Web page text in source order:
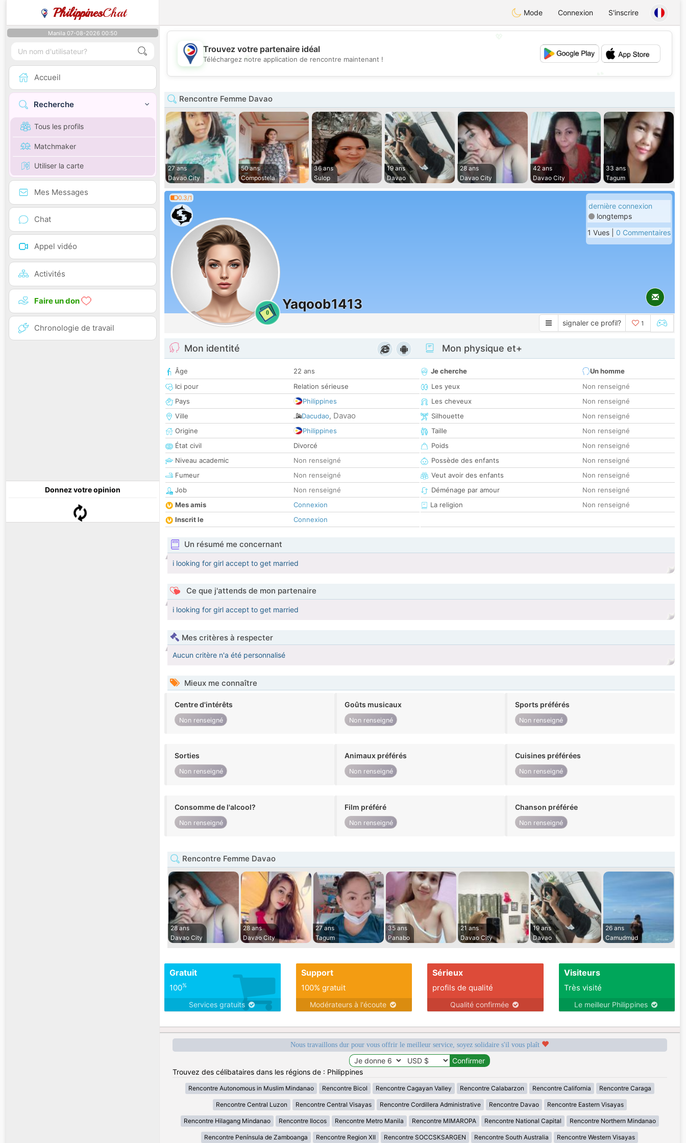
PhilippinesChat Mode Connexion S'inscrire
Manila 07-08-2026 00:50
Accueil
Recherche
Tous les profils
Matchmaker
Utiliser la carte
Mes Messages
Chat
Appel vidéo
Activités
Faire un don
Chronologie de travail
Donnez votre opinion
💖
💕
Trouvez votre partenaire idéal
Téléchargez notre application de rencontre maintenant !
Rencontre Femme Davao
27 ans
Davao City
50 ans
Compostela
36 ans
Sulop
19 ans
Davao
28 ans
Davao City
42 ans
Davao City
33 ans
Tagum
0.3/1
0
Yaqoob1413
dernière connexion
longtemps
1 Vues | 0 Commentaires
signaler ce profil? 1
Mon identité
Âge
22 ans
Ici pour
Relation sérieuse
Pays
Philippines
Ville
Dacudao, Davao
Origine
Philippines
État civil
Divorcé
Niveau academic
Non renseigné
Fumeur
Non renseigné
Job
Non renseigné
Mes amis
Connexion
Inscrit le
Connexion
Mon physique et+
Je cherche
Un homme
Les yeux
Non renseigné
Les cheveux
Non renseigné
Silhouette
Non renseigné
Taille
Non renseigné
Poids
Non renseigné
Possède des enfants
Non renseigné
Veut avoir des enfants
Non renseigné
Déménage par amour
Non renseigné
La religion
Non renseigné
Un résumé me concernant
i looking for girl accept to get married
Ce que j'attends de mon partenaire
i looking for girl accept to get married
Mes critères à respecter
Aucun critère n'a été personnalisé
Mieux me connaître
Centre d'intérêts
Non renseigné
Goûts musicaux
Non renseigné
Sports préférés
Non renseigné
Sorties
Non renseigné
Animaux préférés
Non renseigné
Cuisines préférées
Non renseigné
Consomme de l'alcool?
Non renseigné
Film préféré
Non renseigné
Chanson préférée
Non renseigné
Rencontre Femme Davao
28 ans
Davao City
28 ans
Davao City
27 ans
Tagum
35 ans
Panabo
21 ans
Davao City
19 ans
Davao
26 ans
Camudmud
Gratuit
100%
Services gratuits
Support
100% gratuit
Modérateurs à l'écoute
Sérieux
profils de qualité
Qualité confirmée
Visiteurs
Très visité
Le meilleur Philippines
Nous travaillons dur pour vous offrir le meilleur service, soyez solidaire s'il vous plaît
Trouvez des célibataires dans les régions de : Philippines
Rencontre Autonomous in Muslim Mindanao Rencontre Bicol Rencontre Cagayan Valley Rencontre Calabarzon Rencontre California Rencontre Caraga
Rencontre Central Luzon Rencontre Central Visayas Rencontre Cordillera Administrative Rencontre Davao Rencontre Eastern Visayas
Rencontre Hilagang Mindanao Rencontre Ilocos Rencontre Metro Manila Rencontre MIMAROPA Rencontre National Capital Rencontre Northern Mindanao
Rencontre Península de Zamboanga Rencontre Region XII Rencontre SOCCSKSARGEN Rencontre South Australia Rencontre Western Visayas